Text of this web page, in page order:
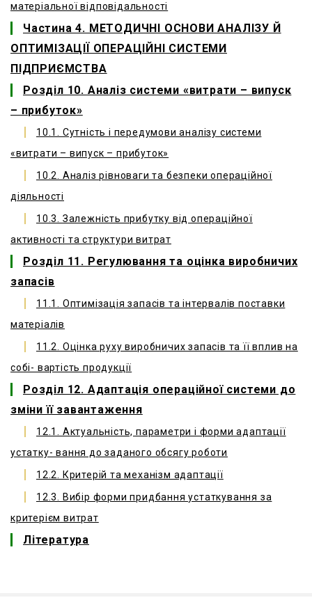
матеріальної відповідальності
Частина 4. МЕТОДИЧНІ ОСНОВИ АНАЛІЗУ Й
ОПТИМІЗАЦІЇ ОПЕРАЦІЙНІ СИСТЕМИ
ПІДПРИЄМСТВА
Розділ 10. Аналіз системи «витрати – випуск
– прибуток»
10.1. Сутність і передумови аналізу системи
«витрати – випуск – прибуток»
10.2. Аналіз рівноваги та безпеки операційної
діяльності
10.3. Залежність прибутку від операційної
активності та структури витрат
Розділ 11. Регулювання та оцінка виробничих
запасів
11.1. Оптимізація запасів та інтервалів поставки
матеріалів
11.2. Оцінка руху виробничих запасів та її вплив на
собі- вартість продукції
Розділ 12. Адаптація операційної системи до
зміни її завантаження
12.1. Актуальність, параметри і форми адаптації
устатку- вання до заданого обсягу роботи
12.2. Критерій та механізм адаптації
12.3. Вибір форми придбання устаткування за
критерієм витрат
Література